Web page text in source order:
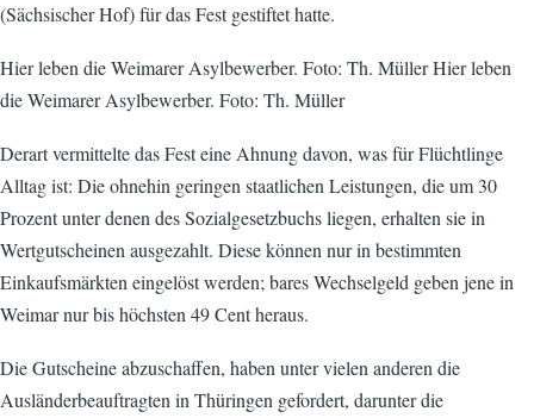
(Sächsischer Hof) für das Fest gestiftet hatte.
Hier leben die Weimarer Asylbewerber. Foto: Th. Müller Hier leben
die Weimarer Asylbewerber. Foto: Th. Müller
Derart vermittelte das Fest eine Ahnung davon, was für Flüchtlinge
Alltag ist: Die ohnehin geringen staatlichen Leistungen, die um 30
Prozent unter denen des Sozialgesetzbuchs liegen, erhalten sie in
Wertgutscheinen ausgezahlt. Diese können nur in bestimmten
Einkaufsmärkten eingelöst werden; bares Wechselgeld geben jene in
Weimar nur bis höchsten 49 Cent heraus.
Die Gutscheine abzuschaffen, haben unter vielen anderen die
Ausländerbeauftragten in Thüringen gefordert, darunter die